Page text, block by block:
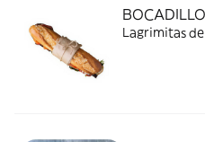
Lagrimitas